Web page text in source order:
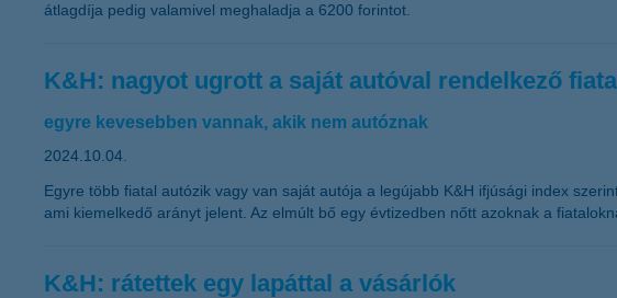
átlagdíja pedig valamivel meghaladja a 6200 forintot.
K&H: nagyot ugrott a saját autóval rendelkező
egyre kevesebben vannak, akik nem autóznak
2024.10.04.
Egyre több fiatal autózik vagy van saját autója a legújabb K&H ifjúsági index
ami kiemelkedő arányt jelent. Az elmúlt bő egy évtizedben nőtt azoknak a
K&H: rátettek egy lapáttal a vásárlók